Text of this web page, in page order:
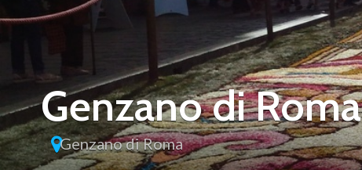
Genzano di Roma
Genzano di Roma